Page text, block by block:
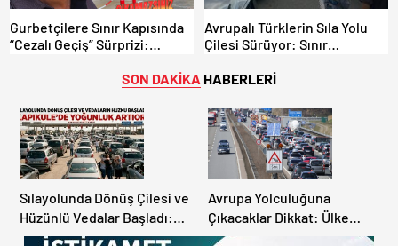
Gurbetçilere Sınır Kapısında
“Cezalı Geçiş” Sürprizi:
Avrupalı Türklerin Sıla Yolu
Çilesi Sürüyor: Sınır
Bekleyiş
SON DAKİKA HABERLERİ
Sılayolunda Dönüş Çilesi ve
Hüzünlü Vedalar Başladı:
Kapıkule’de Yoğunluk
Avrupa Yolculuğuna
Çıkacaklar Dikkat: Ülke
Ülke Güncel Trafik Kuralları,